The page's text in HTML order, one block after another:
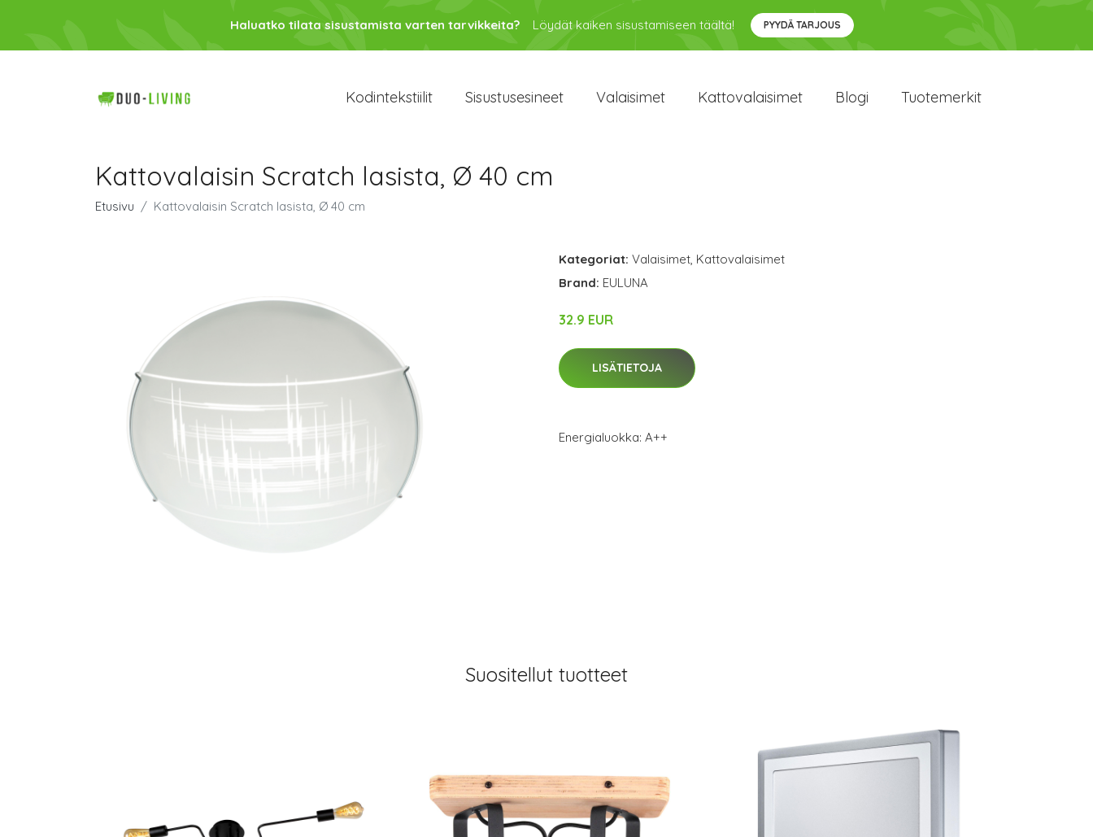
Haluatko tilata sisustamista varten tarvikkeita? Löydät kaiken sisustamiseen täältä! PYYDÄ TARJOUS
Kodintekstiilit Sisustusesineet Valaisimet Kattovalaisimet Blogi Tuotemerkit
Kattovalaisin Scratch lasista, Ø 40 cm
Etusivu Kattovalaisin Scratch lasista, Ø 40 cm
Kategoriat: Valaisimet, Kattovalaisimet
Brand: EULUNA
32.9 EUR
LISÄTIETOJA
Energialuokka: A++
Suositellut tuotteet